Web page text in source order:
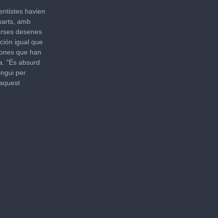
havien
amb
desenes
igual que
que han
"És absurd
per